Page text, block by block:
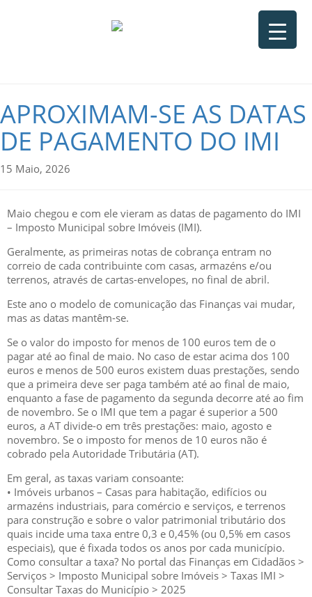
APROXIMAM-SE AS DATAS
DE PAGAMENTO DO IMI
15 Maio, 2026
Maio chegou e com ele vieram as datas de pagamento do IMI
– Imposto Municipal sobre Imóveis (IMI).
Geralmente, as primeiras notas de cobrança entram no
correio de cada contribuinte com casas, armazéns e/ou
terrenos, através de cartas-envelopes, no final de abril.
Este ano o modelo de comunicação das Finanças vai mudar,
mas as datas mantêm-se.
Se o valor do imposto for menos de 100 euros tem de o
pagar até ao final de maio. No caso de estar acima dos 100
euros e menos de 500 euros existem duas prestações, sendo
que a primeira deve ser paga também até ao final de maio,
enquanto a fase de pagamento da segunda decorre até ao fim
de novembro. Se o IMI que tem a pagar é superior a 500
euros, a AT divide-o em três prestações: maio, agosto e
novembro. Se o imposto for menos de 10 euros não é
cobrado pela Autoridade Tributária (AT).
Em geral, as taxas variam consoante:
• Imóveis urbanos – Casas para habitação, edifícios ou
armazéns industriais, para comércio e serviços, e terrenos
para construção e sobre o valor patrimonial tributário dos
quais incide uma taxa entre 0,3 e 0,45% (ou 0,5% em casos
especiais), que é fixada todos os anos por cada município.
Como consultar a taxa? No portal das Finanças em Cidadãos >
Serviços > Imposto Municipal sobre Imóveis > Taxas IMI >
Consultar Taxas do Município > 2025